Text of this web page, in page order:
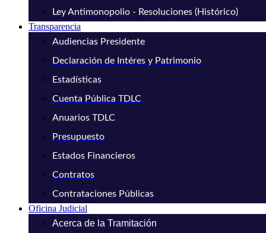
Ley Antimonopolio - Resoluciones (Histórico)
Transparencia
Audiencias Presidente
Declaración de Intéres y Patrimonio
Estadísticas
Cuenta Pública TDLC
Anuarios TDLC
Presupuesto
Estados Financieros
Contratos
Contrataciones Públicas
Oficina Judicial
Acerca de la Tramitación